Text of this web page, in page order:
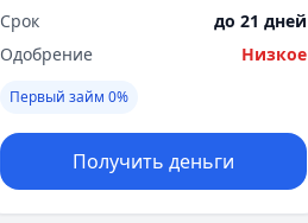
Срок
до 21 дней
Одобрение
Низкое
Первый займ 0%
Получить деньги